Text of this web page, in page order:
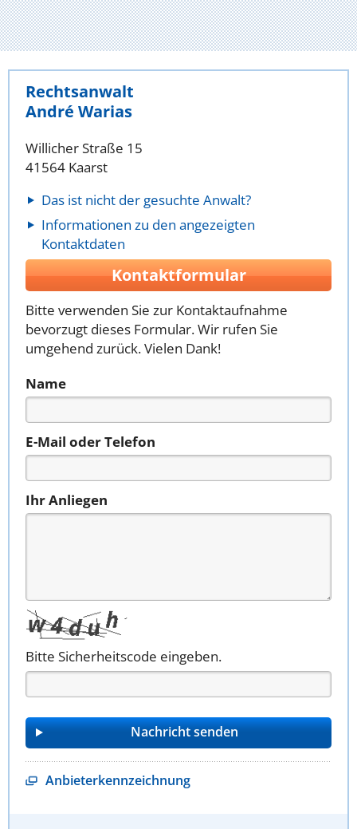
Rechtsanwalt
André Warias
Willicher Straße 15
41564 Kaarst
Das ist nicht der gesuchte Anwalt?
Informationen zu den angezeigten
Kontaktdaten
Kontaktformular
Bitte verwenden Sie zur Kontaktaufnahme
bevorzugt dieses Formular. Wir rufen Sie
umgehend zurück. Vielen Dank!
Name
E-Mail oder Telefon
Ihr Anliegen
Bitte Sicherheitscode eingeben.
Anbieterkennzeichnung